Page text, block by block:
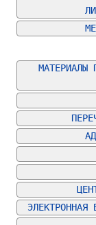
МАТЕРИАЛЫ
ЭЛЕКТРОННАЯ